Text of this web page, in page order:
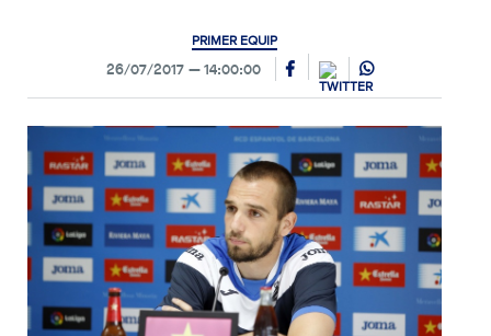
PRIMER EQUIP
26/07/2017 14:00:00